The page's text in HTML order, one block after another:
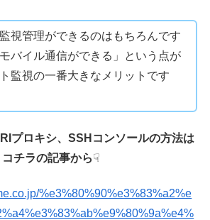
視管理ができるのはもちろんです
バイル通信ができる」という点が
監視の一番大きなメリットです
プロキシ、SSHコンソールの方法は
コチラの記事から☟
%e3%80%90%e3%83%a2%e